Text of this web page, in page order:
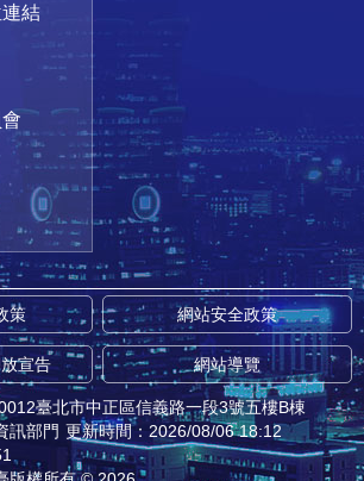
結
策 網站安全政策
宣告 網站導覽
臺北市中正區信義路一段3號五樓B棟
訊部門 更新時間：2026/08/06 18:12